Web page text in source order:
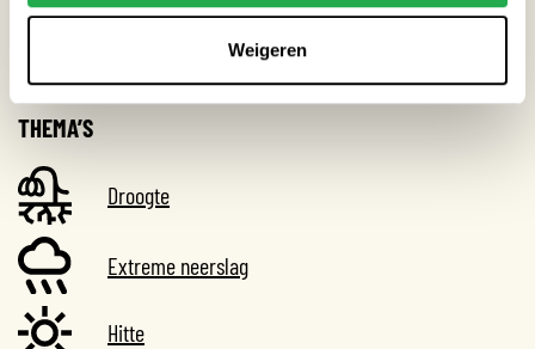
Weigeren
THEMA’S
Droogte
Extreme neerslag
Hitte